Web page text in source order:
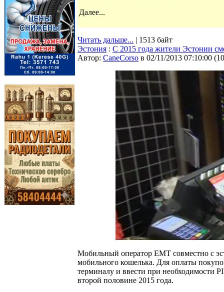
Далее...
Читать дальше... | 1513 байт
Эстония : С 2015 года жители Эстонии
Автор: CaneCorso в 02/11/2013 07:10:00 (
Мобильный оператор EMT совместно с
мобильного кошелька. Для оплаты
терминалу и ввести при необходимости
второй половине 2015 года.